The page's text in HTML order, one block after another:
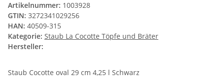
Artikelnummer: 1003928
GTIN: 3272341029256
HAN: 40509-315
Kategorie: Staub La Cocotte Töpfe und Bräter
Hersteller:
Staub Cocotte oval 29 cm 4,25 l Schwarz